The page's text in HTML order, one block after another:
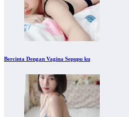
Bercinta Dengan Vagina Sepupu ku